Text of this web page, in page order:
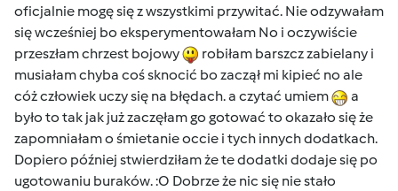
oficjalnie mogę się z wszystkimi przywitać. Nie odzywałam
się wcześniej bo eksperymentowałam No i oczywiście
przeszłam chrzest bojowy
robiłam barszcz zabielany i
musiałam chyba coś sknocić bo zaczął mi kipieć no ale
cóż człowiek uczy się na błędach. a czytać umiem
a
było to tak jak już zaczęłam go gotować to okazało się że
zapomniałam o śmietanie occie i tych innych dodatkach.
Dopiero później stwierdziłam że te dodatki dodaje się po
ugotowaniu buraków. :O Dobrze że nic się nie stało